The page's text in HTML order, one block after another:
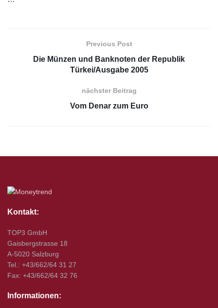
Previous Post
Die Münzen und Banknoten der Republik
Türkei/Ausgabe 2005
nächster Beitrag
Vom Denar zum Euro
Kontakt:
TOP3 GmbH
Gaisbergstrasse 18
A-5020 Salzburg
Tel.: +43/662/64 31 27
Fax: +43/662/64 32 76
Informationen: